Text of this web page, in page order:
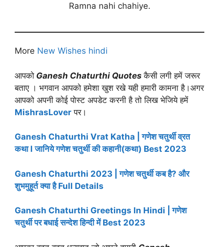
Ramna nahi chahiye.
More New Wishes hindi
आपको Ganesh Chaturthi Quotes कैसी लगी हमें जरूर
बताए । भगवान आपको हमेशा खुश रखे यही हमारी कामना है।अगर
आपको अपनी कोई पोस्ट अपडेट करनी है तो लिख भेजिये हमें
MishrasLover पर।
Ganesh Chaturthi Vrat Katha | गणेश चतुर्थी व्रत
कथा l जानिये गणेश चतुर्थी की कहानी(कथा) Best 2023
Ganesh Chaturthi 2023 | गणेश चतुर्थी कब है? और
शुभमुहूर्त क्या है Full Details
Ganesh Chaturthi Greetings In Hindi | गणेश
चतुर्थी पर बधाई सन्देश हिन्दी में Best 2023